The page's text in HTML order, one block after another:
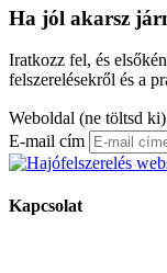
Ha jól akarsz
Iratkozz fel, és
felszerelésekről és a
Weboldal (ne töltsd ki)
E-mail cím
Kapcsolat